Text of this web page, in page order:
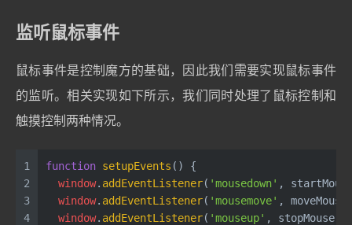
监听鼠标事件
鼠标事件是控制魔方的基础，因此我们需要实现鼠标事件
的监听。相关实现如下所示，我们同时处理了鼠标控制和
触摸控制两种情况。
1
2
3
4
function setupEvents ( ) {
window. addEventListener( 'mousedown' ,
window. addEventListener( 'mousemove' ,
window. addEventListener( 'mouseup' , stopMouse);